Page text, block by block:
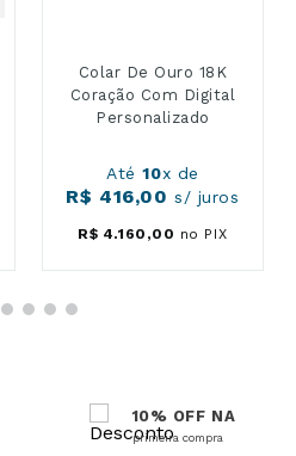
Colar De Ouro 18K
Coração Com Digital
Personalizado
Até10x de
R$ 416,00 s/ juros
R$ 4.160 ,00 no PIX
10% OFF NA
primeira compra